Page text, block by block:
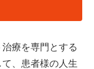
療を専門とする
、患者様の人生